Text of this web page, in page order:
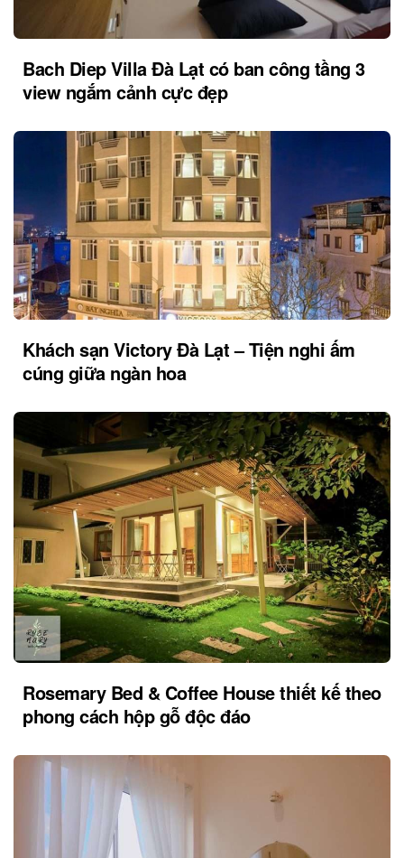
Bach Diep Villa Đà Lạt có ban công tầng 3
view ngắm cảnh cực đẹp
Khách sạn Victory Đà Lạt – Tiện nghi ấm
cúng giữa ngàn hoa
Rosemary Bed & Coffee House thiết kế theo
phong cách hộp gỗ độc đáo